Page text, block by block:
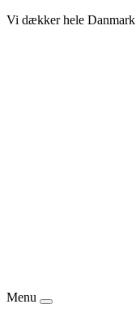
Vi dækker hele Danmark
Menu